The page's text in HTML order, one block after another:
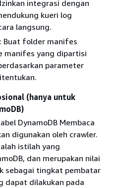
integrasi dengan
kueri log
langsung.
Buat folder manifes
manifes yang dipartisi
parameter
(hanya untuk
DynamoDB Membaca
digunakan oleh crawler.
istilah yang
dan merupakan nilai
sebagai tingkat pembatar
dapat dilakukan pada